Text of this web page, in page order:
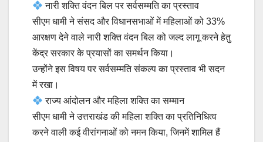
नारी शक्ति वंदन बिल पर सर्वसम्मति का प्रस्ताव
सीएम धामी ने संसद और विधानसभाओं में महिलाओं को 33%
आरक्षण देने वाले नारी शक्ति वंदन बिल को जल्द लागू करने हेतु
केंद्र सरकार के प्रयासों का समर्थन किया।
उन्होंने इस विषय पर सर्वसम्मति संकल्प का प्रस्ताव भी सदन
में रखा।
राज्य आंदोलन और महिला शक्ति का सम्मान
सीएम धामी ने उत्तराखंड की महिला शक्ति का प्रतिनिधित्व
करने वाली कई वीरांगनाओं को नमन किया, जिनमें शामिल हैं